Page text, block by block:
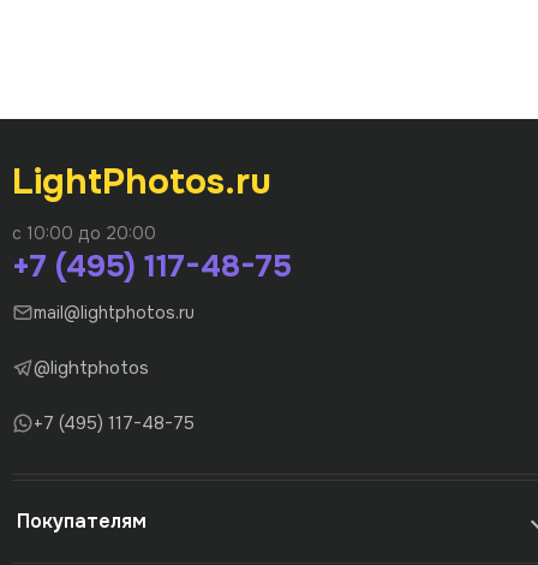
LightPhotos.ru
с 10:00 до 20:00
+7 (495) 117-48-75
mail@lightphotos.ru
@lightphotos
+7 (495) 117-48-75
Покупателям